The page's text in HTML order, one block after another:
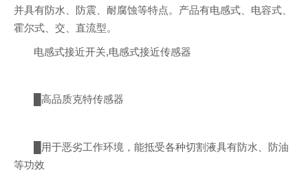
并具有防水、防震、耐腐蚀等特点。产品有电感式、电容式、
霍尔式、交、直流型。
电感式接近开关,电感式接近传感器
█高品质克特传感器
█用于恶劣工作环境，能抵受各种切割液具有防水、防油
等功效